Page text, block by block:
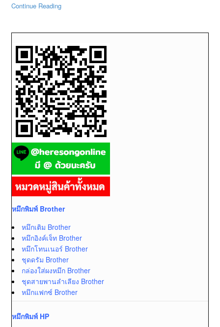
Continue Reading
หมึกพิมพ์ Brother
หมึกเติม Brother
หมึกอิงค์เจ็ท Brother
หมึกโทนเนอร์ Brother
ชุดดรัม Brother
กล่องใส่ผงหมึก Brother
ชุดสายพานลำเลียง Brother
หมึกแฟกซ์ Brother
หมึกพิมพ์ HP